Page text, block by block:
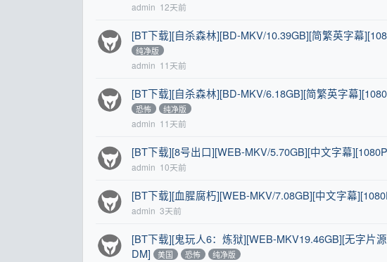
admin 12天前
[BT下载][自杀森林][BD-MKV/10.39GB][简繁英字幕
纯净版
admin 11天前
[BT下载][自杀森林][BD-MKV/6.18GB][简繁英字幕
恐怖
纯净版
admin 11天前
[BT下载][8号出口][WEB-MKV/5.70GB][中文字幕
admin 10天前
[BT下载][血腥腐朽][WEB-MKV/7.08GB][中文字幕
admin 3天前
[BT下载][鬼玩人6：炼狱][WEB-MKV19.46GB][无字片
DM]
美国 恐怖 纯净版